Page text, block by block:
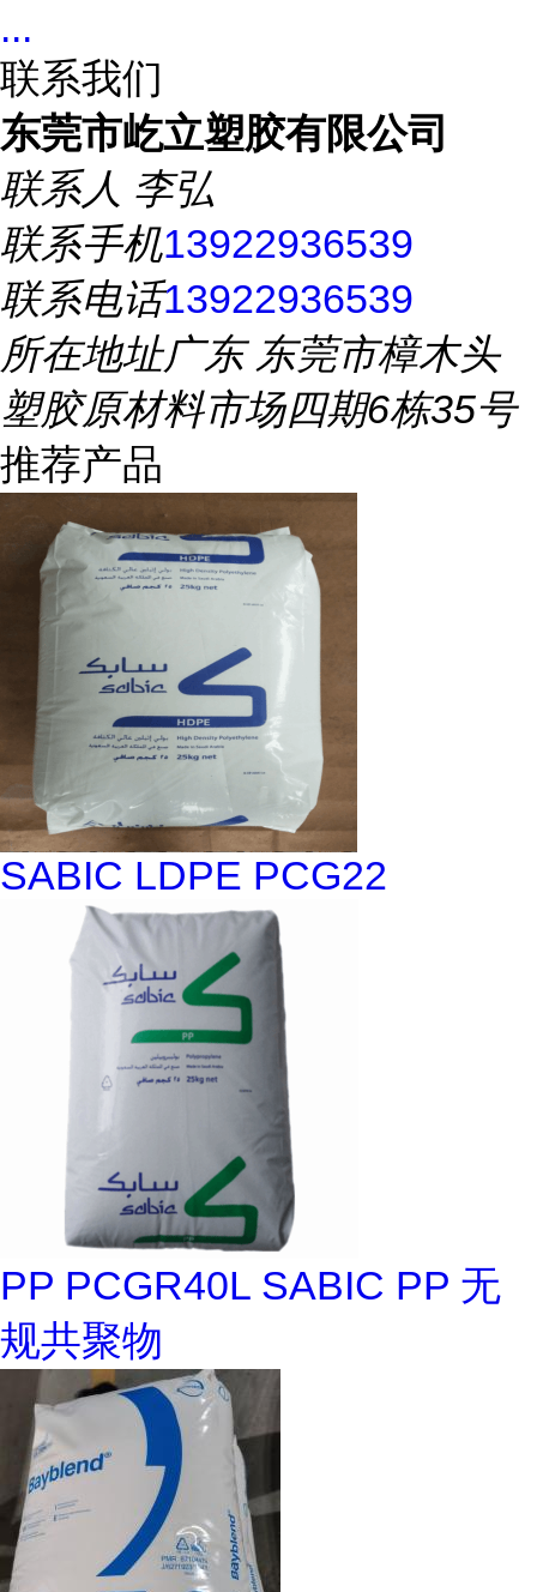
...
联系我们
东莞市屹立塑胶有限公司
联系人 李弘
联系手机13922936539
联系电话13922936539
所在地址广东 东莞市樟木头
塑胶原材料市场四期6栋35号
推荐产品
SABIC LDPE PCG22
PP PCGR40L SABIC PP 无
规共聚物